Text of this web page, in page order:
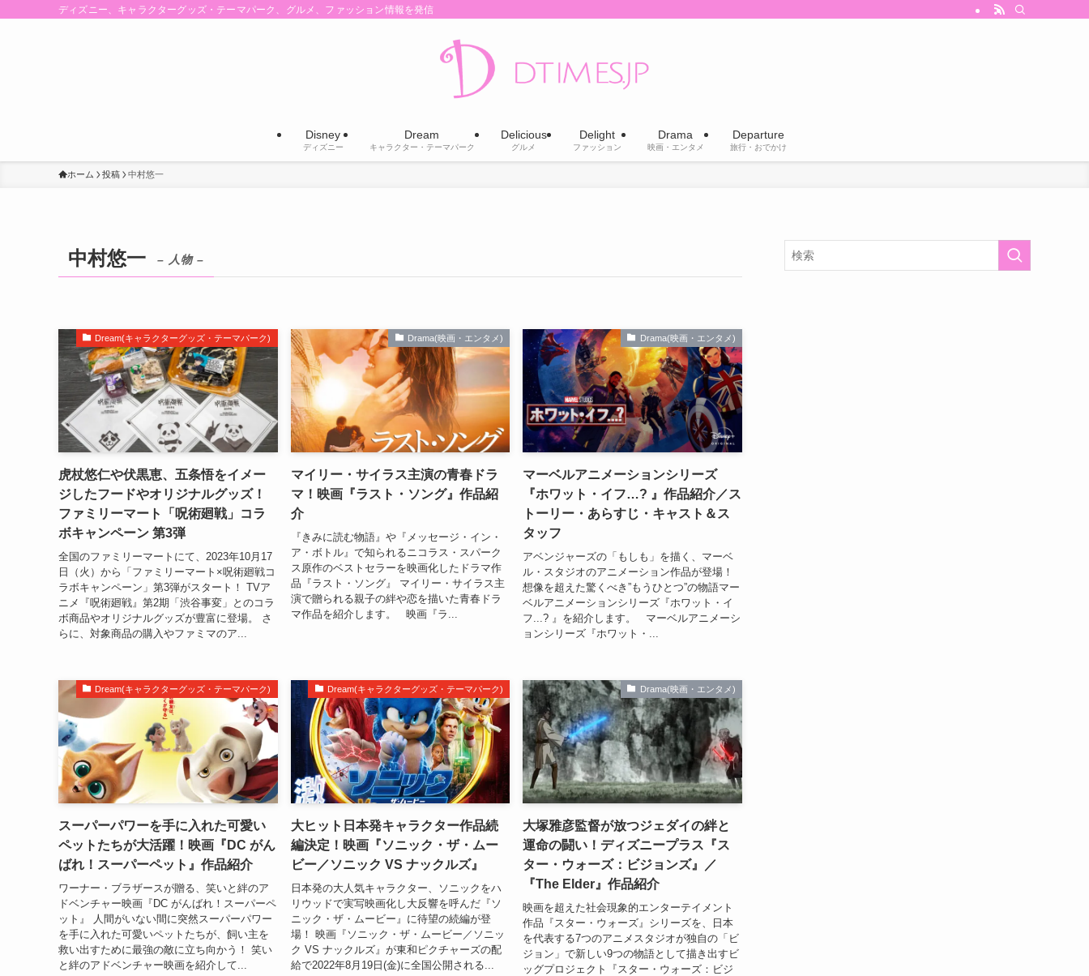
ディズニー、キャラクターグッズ・テーマパーク、グルメ、ファッション情報を発信
Disney
ディズニー
Dream
キャラクター・テーマパーク
Delicious
グルメ
Delight
ファッション
Drama
映画・エンタメ
Departure
旅行・おでかけ
ホーム 投稿 中村悠一
中村悠一 – 人物 –
Dream(キャラクターグッズ・テーマパーク)
虎杖悠仁や伏黒恵、五条悟をイメー
ジしたフードやオリジナルグッズ！
ファミリーマート「呪術廻戦」コラ
ボキャンペーン 第3弾
全国のファミリーマートにて、2023年10月17
日（火）から「ファミリーマート×呪術廻戦コ
ラボキャンペーン」第3弾がスタート！ TVア
ニメ『呪術廻戦』第2期「渋谷事変」とのコラ
ボ商品やオリジナルグッズが豊富に登場。 さ
らに、対象商品の購入やファミマのア...
Drama(映画・エンタメ)
マイリー・サイラス主演の青春ドラ
マ！映画『ラスト・ソング』作品紹
介
『きみに読む物語』や『メッセージ・イン・
ア・ボトル』で知られるニコラス・スパーク
ス原作のベストセラーを映画化したドラマ作
品『ラスト・ソング』 マイリー・サイラス主
演で贈られる親子の絆や恋を描いた青春ドラ
マ作品を紹介します。 映画『ラ...
Drama(映画・エンタメ)
マーベルアニメーションシリーズ
『ホワット・イフ…? 』作品紹介／ス
トーリー・あらすじ・キャスト＆ス
タッフ
アベンジャーズの「もしも」を描く、マーベ
ル・スタジオのアニメーション作品が登場！
想像を超えた驚くべき”もうひとつ”の物語マー
ベルアニメーションシリーズ『ホワット・イ
フ...? 』を紹介します。 マーベルアニメーシ
ョンシリーズ『ホワット・...
Dream(キャラクターグッズ・テーマパーク)
スーパーパワーを手に入れた可愛い
ペットたちが大活躍！映画『DC がん
ばれ！スーパーペット』作品紹介
ワーナー・ブラザースが贈る、笑いと絆のア
ドベンチャー映画『DC がんばれ！スーパーペ
ット』 人間がいない間に突然スーパーパワー
を手に入れた可愛いペットたちが、飼い主を
救い出すために最強の敵に立ち向かう！ 笑い
と絆のアドベンチャー映画を紹介して...
Dream(キャラクターグッズ・テーマパーク)
大ヒット日本発キャラクター作品続
編決定！映画『ソニック・ザ・ムー
ビー／ソニック VS ナックルズ』
日本発の大人気キャラクター、ソニックをハ
リウッドで実写映画化し大反響を呼んだ『ソ
ニック・ザ・ムービー』に待望の続編が登
場！ 映画『ソニック・ザ・ムービー／ソニッ
ク VS ナックルズ』が東和ピクチャーズの配
給で2022年8月19日(金)に全国公開される...
Drama(映画・エンタメ)
大塚雅彦監督が放つジェダイの絆と
運命の闘い！ディズニープラス『ス
ター・ウォーズ：ビジョンズ』／
『The Elder』作品紹介
映画を超えた社会現象的エンターテイメント
作品『スター・ウォーズ』シリーズを、日本
を代表する7つのアニメスタジオが独自の「ビ
ジョン」で新しい9つの物語として描き出すビ
ッグプロジェクト『スター・ウォーズ：ビジ